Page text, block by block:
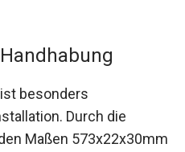
ist besonders
Durch die
Maßen 573x22x30mm